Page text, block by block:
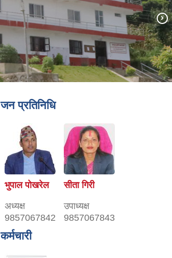
जन प्रतिनिधि
भुपाल पोखरेल
अध्यक्ष
9857067842
सीता गिरी
उपाध्यक्ष
9857067843
कर्मचारी